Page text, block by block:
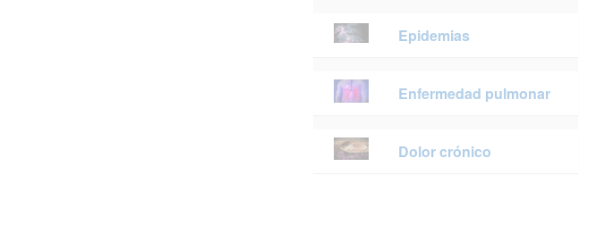
Epidemias
Enfermedad pulmonar
Dolor crónico